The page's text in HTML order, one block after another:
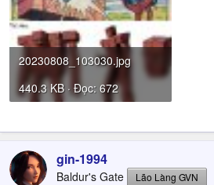
20230808_103030.jpg
440.3 KB · Đọc: 672
gin-1994
Baldur's Gate Lão Làng GVN